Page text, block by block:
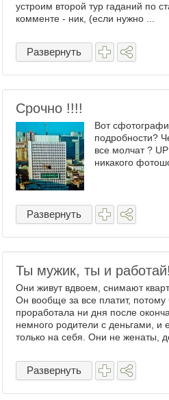
устроим второй тур гаданий по
комменте - ник, (если нужно ...
Развернуть
Срочно !!!!
Вот
подробности?
все молчат ?
никакого
Развернуть
Ты мужик, ты и работай!
Они живут вдвоем, снимают
Он вообще за все платит,
проработала ни дня после
немного родители с деньгами, и
только на себя. Они не женаты,
Развернуть